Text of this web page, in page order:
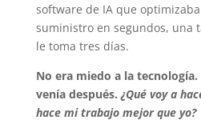
software de IA que
suministro en segundos, una
le toma tres días.
No era miedo a la
venía después.¿Qué voy a
hace mi trabajo mejor que yo?